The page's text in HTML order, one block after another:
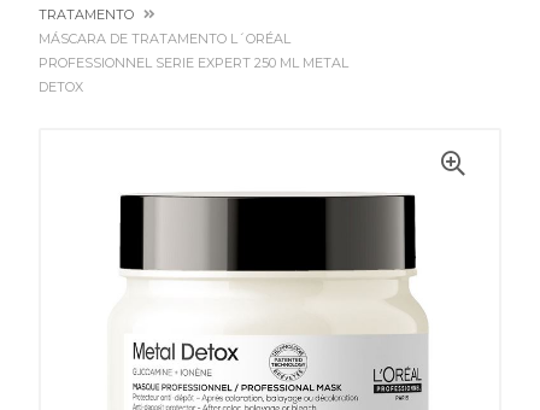
TRATAMENTO
MÁSCARA DE TRATAMENTO L´ORÉAL
PROFESSIONNEL SERIE EXPERT 250 ML METAL
DETOX